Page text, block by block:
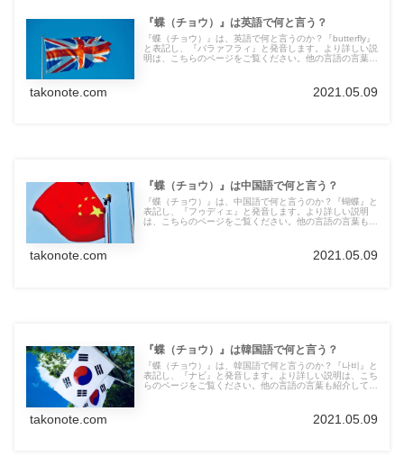
『蝶（チョウ）』は英語で何と言う？
『蝶（チョウ）』は、英語で何と言うのか？『butterfly』
と表記し、『バラァフラィ』と発音します。より詳しい説
明は、こちらのページをご覧ください。他の言語の言葉も
takonote.com 2021.05.09
『蝶（チョウ）』は中国語で何と言う？
『蝶（チョウ）』は、中国語で何と言うのか？『蝴蝶』と
表記し、『フゥディェ』と発音します。より詳しい説明
は、こちらのページをご覧ください。他の言語の言葉も紹
takonote.com 2021.05.09
『蝶（チョウ）』は韓国語で何と言う？
『蝶（チョウ）』は、韓国語で何と言うのか？『나비』と
表記し、『ナビ』と発音します。より詳しい説明は、こち
らのページをご覧ください。他の言語の言葉も紹介してい
takonote.com 2021.05.09